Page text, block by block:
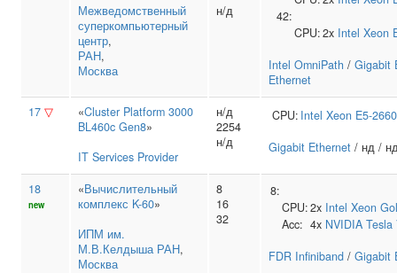
Межведомственный
суперкомпьютерный
центр,
РАН,
Москва
н/д
42:
CPU:2x Intel Xeon
Intel OmniPath / Gigabit
Ethernet
17 ▽ «Cluster Platform 3000
BL460c Gen8»
IT Services Provider
н/д
2254
н/д
CPU: Intel Xeon E5-2660
Gigabit Ethernet / нд /
18
new
«Вычислительный
комплекс K-60»
ИПМ им.
М.В.Келдыша РАН,
Москва
8
16
32
8:
CPU:2x Intel Xeon
Acc: 4x NVIDIA Tesla
FDR Infiniband / Gigabit